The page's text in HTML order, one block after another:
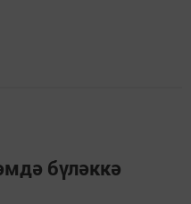
бүләккә